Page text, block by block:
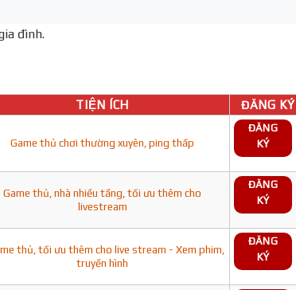
đình.
TIỆN ÍCH ĐĂNG KÝ
Game thủ chơi thường xuyên, ping thấp
ĐĂNG
KÝ
Game thủ, nhà nhiều tầng, tối ưu thêm cho
livestream
ĐĂNG
KÝ
thủ, tối ưu thêm cho live stream - Xem phim,
truyền hình
ĐĂNG
KÝ